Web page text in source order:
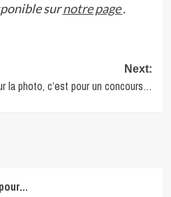
surnotre page.
Next:
la photo, c’est pour un concours…